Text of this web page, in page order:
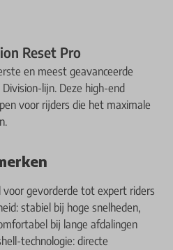
Reset Pro
en meest geavanceerde
lijn. Deze high-end
voor rijders die het maximale
voor gevorderde tot expert riders
stabiel bij hoge snelheden,
bij lange afdalingen
technologie: directe